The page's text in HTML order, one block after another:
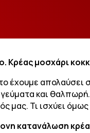
Κρέας μοσχάρι
έχουμε απολαύσει
και
μας. Τι ισχύει
κατανάλωση